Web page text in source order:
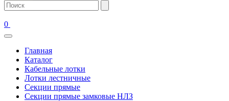
0
Главная
Каталог
Кабельные лотки
Лотки лестничные
Секции прямые
Секции прямые замковые НЛЗ